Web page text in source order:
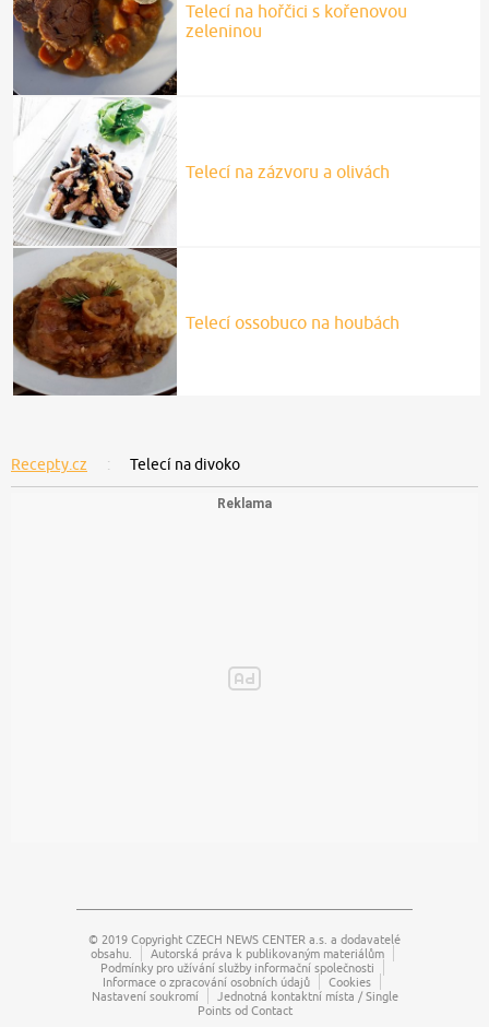
Telecí na hořčici s kořenovou
zeleninou
Telecí na zázvoru a olivách
Telecí ossobuco na houbách
Recepty.cz Telecí na divoko
© 2019 Copyright CZECH NEWS CENTER a.s. a dodavatelé
obsahu.
Autorská práva k publikovaným materiálům
Podmínky pro užívání služby informační společnosti
Informace o zpracování osobních údajů
Cookies
Nastavení soukromí
Jednotná kontaktní místa / Single
Points od Contact